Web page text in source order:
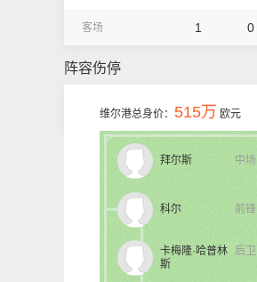
客场 1 0
阵容伤停
维尔港总身价： 515万 欧元
中场
拜尔斯
前锋
科尔
后卫
卡梅隆·哈普林
斯